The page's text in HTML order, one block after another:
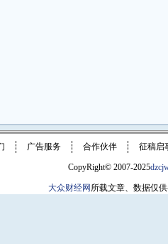
广告服务 合作伙伴 征稿启
CopyRight© 2007-2025
大众财经网 所载文章、数据仅